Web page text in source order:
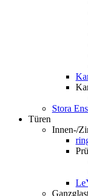
Stora
Türen
Innen-/